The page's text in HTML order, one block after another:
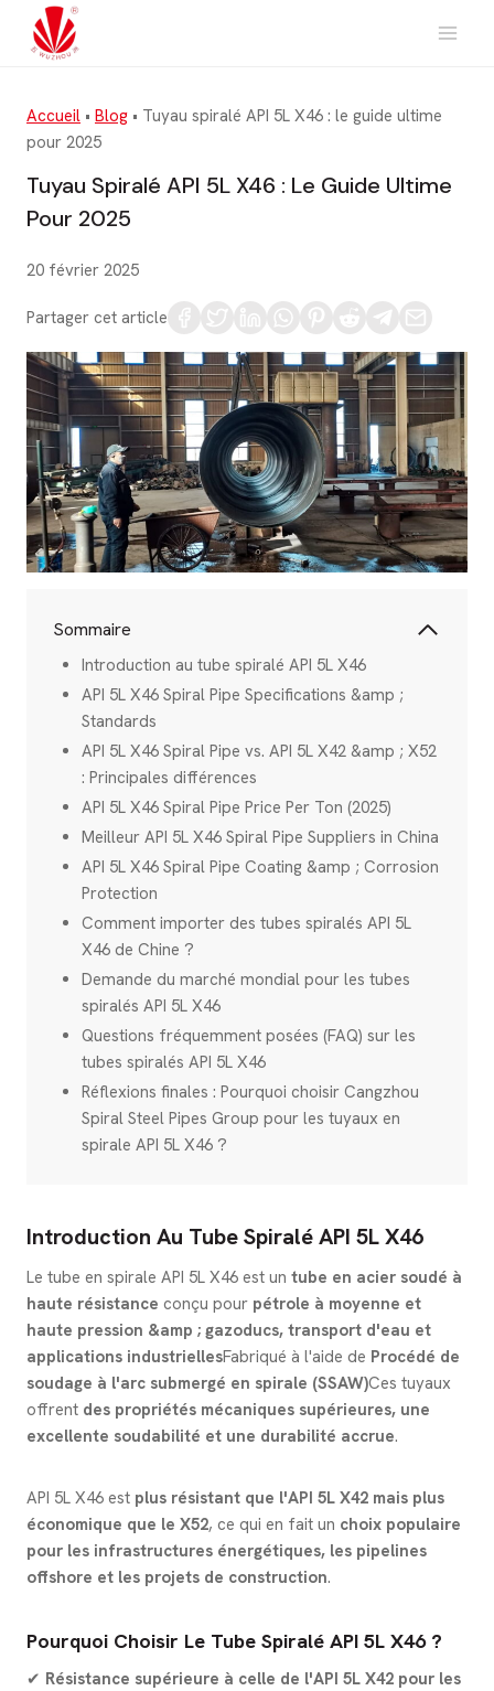
contenu
Accueil • Blog • Tuyau spiralé API 5L X46 : le guide ultime
pour 2025
Tuyau Spiralé API 5L X46 : Le Guide Ultime
Pour 2025
20 février 2025
Partager cet article
Sommaire
Introduction au tube spiralé API 5L X46
API 5L X46 Spiral Pipe Specifications &amp ;
Standards
API 5L X46 Spiral Pipe vs. API 5L X42 &amp ; X52
: Principales différences
API 5L X46 Spiral Pipe Price Per Ton (2025)
Meilleur API 5L X46 Spiral Pipe Suppliers in China
API 5L X46 Spiral Pipe Coating &amp ; Corrosion
Protection
Comment importer des tubes spiralés API 5L
X46 de Chine ?
Demande du marché mondial pour les tubes
spiralés API 5L X46
Questions fréquemment posées (FAQ) sur les
tubes spiralés API 5L X46
Réflexions finales : Pourquoi choisir Cangzhou
Spiral Steel Pipes Group pour les tuyaux en
spirale API 5L X46 ?
Introduction Au Tube Spiralé API 5L X46
Le tube en spirale API 5L X46 est un tube en acier soudé à
haute résistance conçu pour pétrole à moyenne et
haute pression &amp ; gazoducs, transport d'eau et
applications industriellesFabriqué à l'aide de Procédé de
soudage à l'arc submergé en spirale (SSAW)Ces tuyaux
offrent des propriétés mécaniques supérieures, une
excellente soudabilité et une durabilité accrue.
API 5L X46 est plus résistant que l'API 5L X42 mais plus
économique que le X52, ce qui en fait un choix populaire
pour les infrastructures énergétiques, les pipelines
offshore et les projets de construction.
Pourquoi Choisir Le Tube Spiralé API 5L X46 ?
✔ Résistance supérieure à celle de l'API 5L X42 pour les